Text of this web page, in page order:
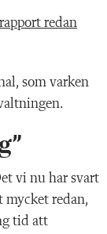
redan
som varken
vi nu har svart
mycket redan,
tid att